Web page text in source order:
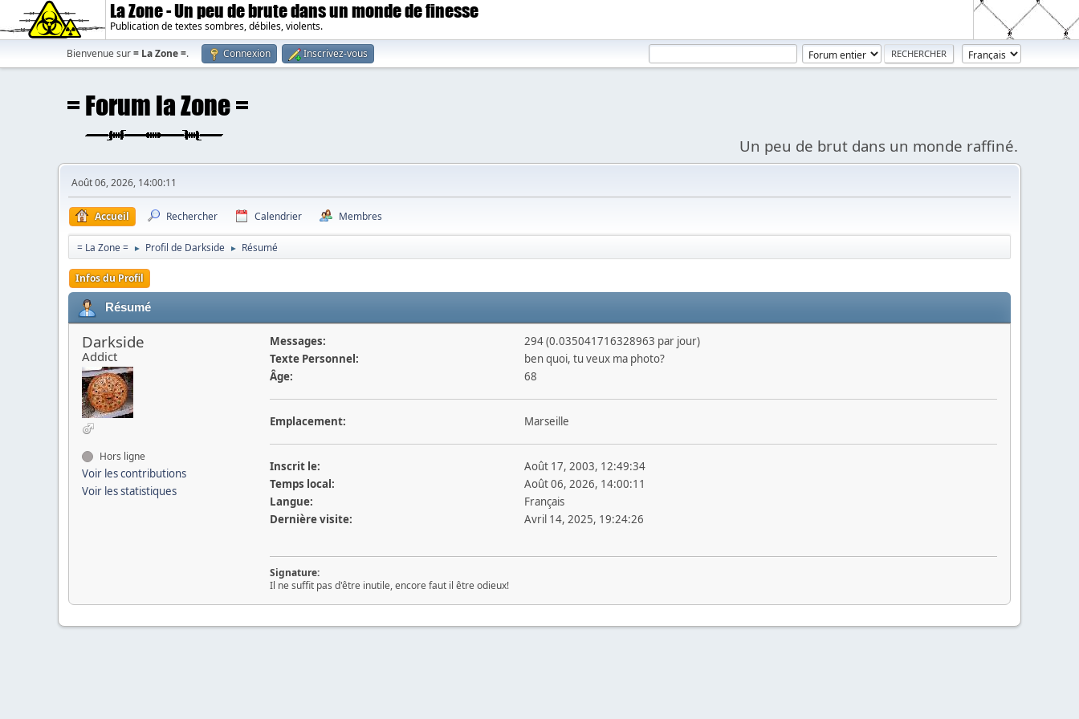
La Zone - Un peu de brute dans un monde de finesse
Publication de textes sombres, débiles, violents.
Bienvenue sur= La Zone =. Connexion Inscrivez-vous
Un peu de brut dans un monde raffiné.
Août 06, 2026, 14:00:11
Accueil Rechercher Calendrier Membres
= La Zone = ► Profil de Darkside ► Résumé
Infos du Profil
Résumé
Darkside
Addict
Hors ligne
Voir les contributions
Voir les statistiques
Messages:
294 (0.035041716328963 par jour)
Texte Personnel:
ben quoi, tu veux ma photo?
Âge:
68
Emplacement: Marseille
Inscrit le:
Août 17, 2003, 12:49:34
Temps local:
Août 06, 2026, 14:00:11
Langue:
Français
Dernière visite:
Avril 14, 2025, 19:24:26
Signature:
Il ne suffit pas d'être inutile, encore faut il être odieux!